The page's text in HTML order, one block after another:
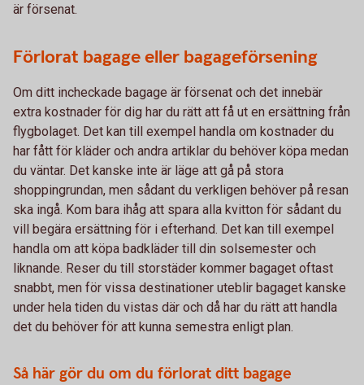
är försenat.
Förlorat bagage eller bagageförsening
Om ditt incheckade bagage är försenat och det innebär
extra kostnader för dig har du rätt att få ut en ersättning från
flygbolaget. Det kan till exempel handla om kostnader du
har fått för kläder och andra artiklar du behöver köpa medan
du väntar. Det kanske inte är läge att gå på stora
shoppingrundan, men sådant du verkligen behöver på resan
ska ingå. Kom bara ihåg att spara alla kvitton för sådant du
vill begära ersättning för i efterhand. Det kan till exempel
handla om att köpa badkläder till din solsemester och
liknande. Reser du till storstäder kommer bagaget oftast
snabbt, men för vissa destinationer uteblir bagaget kanske
under hela tiden du vistas där och då har du rätt att handla
det du behöver för att kunna semestra enligt plan.
Så här gör du om du förlorat ditt bagage